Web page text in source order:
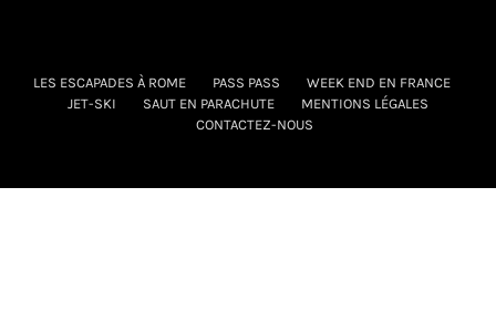
LES ESCAPADES À ROME PASS PASS
WEEK END EN FRANCE
JET-SKI
SAUT EN PARACHUTE
MENTIONS LÉGALES
CONTACTEZ-NOUS